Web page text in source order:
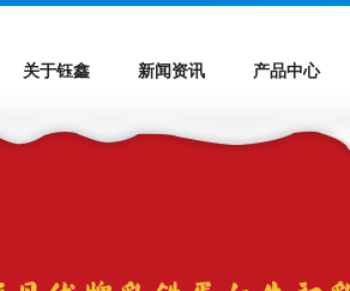
关于钰鑫 新闻资讯 产品中心